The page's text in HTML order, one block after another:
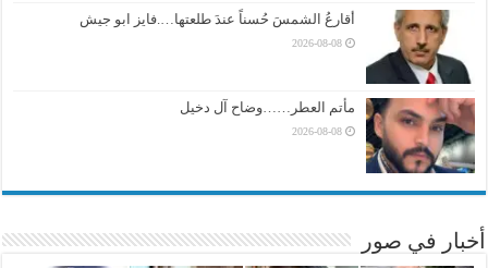
أقارعُ الشمسَ حُسناً عندَ طلعتها….فايز ابو جيش
2026-08-08
مأتم العطر……وضاح آل دخيل
2026-08-08
أخبار في صور